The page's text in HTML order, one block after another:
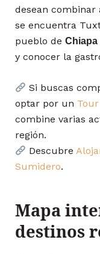
desean
se encuentra
pueblo de Chiapa
y conocer la
Si buscas
optar por un
combine varias
región.
Descubre
Sumidero.
Mapa
destinos